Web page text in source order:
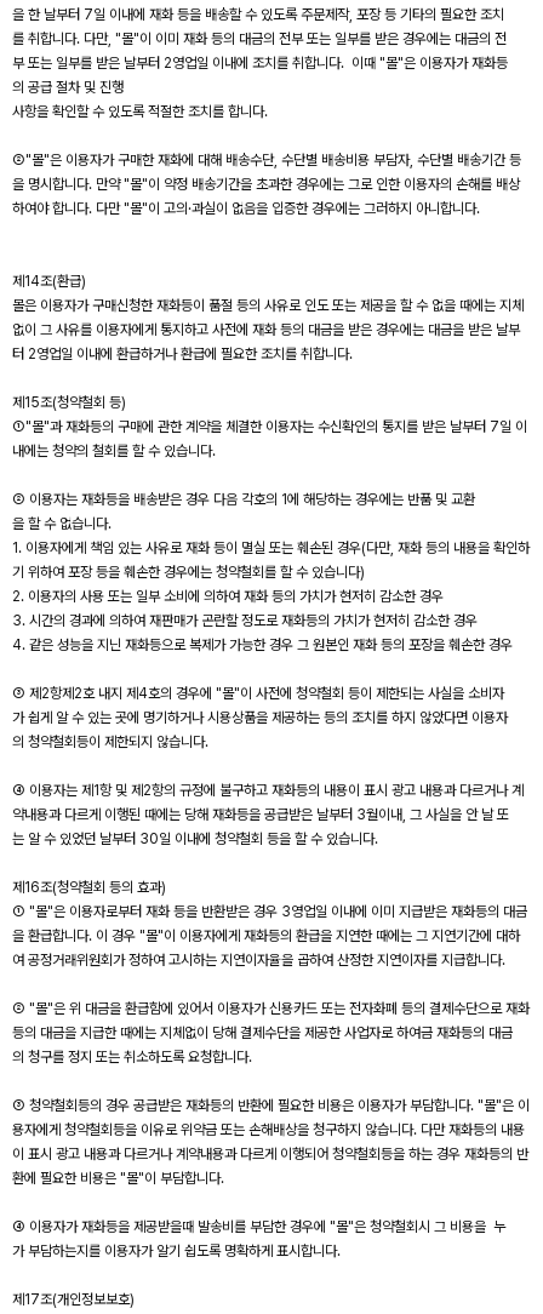
을 한 날부터 7일 이내에 재화 등을 배송할 수 있도록 주문제작, 포장 등 기타의 필요한 조치
를 취합니다. 다만, "몰"이 이미 재화 등의 대금의 전부 또는 일부를 받은 경우에는 대금의 전
부 또는 일부를 받은 날부터 2영업일 이내에 조치를 취합니다. 이때 "몰"은 이용자가 재화등
의 공급 절차 및 진행
사항을 확인할 수 있도록 적절한 조치를 합니다.
②"몰"은 이용자가 구매한 재화에 대해 배송수단, 수단별 배송비용 부담자, 수단별 배송기간 등
을 명시합니다. 만약 "몰"이 약정 배송기간을 초과한 경우에는 그로 인한 이용자의 손해를 배상
하여야 합니다. 다만 "몰"이 고의·과실이 없음을 입증한 경우에는 그러하지 아니합니다.
제14조(환급)
몰은 이용자가 구매신청한 재화등이 품절 등의 사유로 인도 또는 제공을 할 수 없을 때에는 지체
없이 그 사유를 이용자에게 통지하고 사전에 재화 등의 대금을 받은 경우에는 대금을 받은 날부
터 2영업일 이내에 환급하거나 환급에 필요한 조치를 취합니다.
제15조(청약철회 등)
①"몰"과 재화등의 구매에 관한 계약을 체결한 이용자는 수신확인의 통지를 받은 날부터 7일 이
내에는 청약의 철회를 할 수 있습니다.
② 이용자는 재화등을 배송받은 경우 다음 각호의 1에 해당하는 경우에는 반품 및 교환
을 할 수 없습니다.
1. 이용자에게 책임 있는 사유로 재화 등이 멸실 또는 훼손된 경우(다만, 재화 등의 내용을 확인하
기 위하여 포장 등을 훼손한 경우에는 청약철회를 할 수 있습니다)
2. 이용자의 사용 또는 일부 소비에 의하여 재화 등의 가치가 현저히 감소한 경우
3. 시간의 경과에 의하여 재판매가 곤란할 정도로 재화등의 가치가 현저히 감소한 경우
4. 같은 성능을 지닌 재화등으로 복제가 가능한 경우 그 원본인 재화 등의 포장을 훼손한 경우
③ 제2항제2호 내지 제4호의 경우에 "몰"이 사전에 청약철회 등이 제한되는 사실을 소비자
가 쉽게 알 수 있는 곳에 명기하거나 시용상품을 제공하는 등의 조치를 하지 않았다면 이용자
의 청약철회등이 제한되지 않습니다.
④ 이용자는 제1항 및 제2항의 규정에 불구하고 재화등의 내용이 표시 광고 내용과 다르거나 계
약내용과 다르게 이행된 때에는 당해 재화등을 공급받은 날부터 3월이내, 그 사실을 안 날 또
는 알 수 있었던 날부터 30일 이내에 청약철회 등을 할 수 있습니다.
제16조(청약철회 등의 효과)
① "몰"은 이용자로부터 재화 등을 반환받은 경우 3영업일 이내에 이미 지급받은 재화등의 대금
을 환급합니다. 이 경우 "몰"이 이용자에게 재화등의 환급을 지연한 때에는 그 지연기간에 대하
여 공정거래위원회가 정하여 고시하는 지연이자율을 곱하여 산정한 지연이자를 지급합니다.
② "몰"은 위 대금을 환급함에 있어서 이용자가 신용카드 또는 전자화폐 등의 결제수단으로 재화
등의 대금을 지급한 때에는 지체없이 당해 결제수단을 제공한 사업자로 하여금 재화등의 대금
의 청구를 정지 또는 취소하도록 요청합니다.
③ 청약철회등의 경우 공급받은 재화등의 반환에 필요한 비용은 이용자가 부담합니다. "몰"은 이
용자에게 청약철회등을 이유로 위약금 또는 손해배상을 청구하지 않습니다. 다만 재화등의 내용
이 표시 광고 내용과 다르거나 계약내용과 다르게 이행되어 청약철회등을 하는 경우 재화등의 반
환에 필요한 비용은 "몰"이 부담합니다.
④ 이용자가 재화등을 제공받을때 발송비를 부담한 경우에 "몰"은 청약철회시 그 비용을 누
가 부담하는지를 이용자가 알기 쉽도록 명확하게 표시합니다.
제17조(개인정보보호)